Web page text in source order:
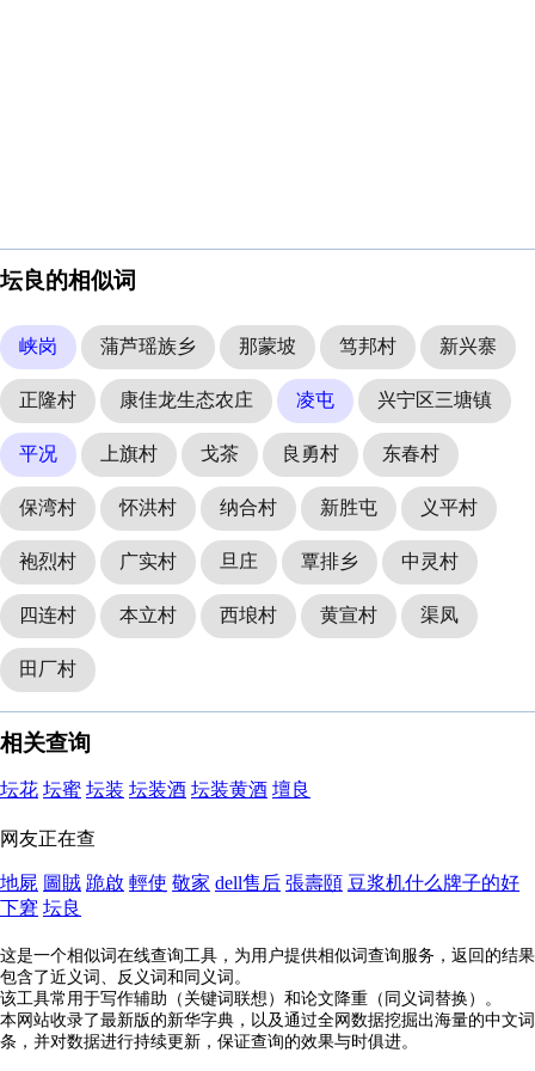
坛良的相似词
峡岗 蒲芦瑶族乡 那蒙坡 笃邦村 新兴寨
正隆村 康佳龙生态农庄 凌屯 兴宁区三塘镇
平况 上旗村 戈茶 良勇村 东春村
保湾村 怀洪村 纳合村 新胜屯 义平村
袍烈村 广实村 旦庄 覃排乡 中灵村
四连村 本立村 西埌村 黄宣村 渠凤
田厂村
相关查询
坛花 坛蜜 坛装 坛装酒 坛装黄酒 壇良
网友正在查
地屍 圖賊 跪啟 輕使 敬家 dell售后 張壽頤 豆浆机什么牌子的好
下窘 坛良
这是一个相似词在线查询工具，为用户提供相似词查询服务，返回的结果
包含了近义词、反义词和同义词。
该工具常用于写作辅助（关键词联想）和论文降重（同义词替换）。
本网站收录了最新版的新华字典，以及通过全网数据挖掘出海量的中文词
条，并对数据进行持续更新，保证查询的效果与时俱进。